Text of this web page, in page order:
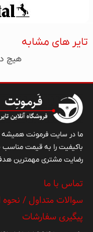
تایر های مشابه
هیچ
ما در سایت فرمونت
باکیفیت را به قیمت
رضایت مشتری مهمترین
تماس با ما
سوالات متداول / نحوه
پیگیری سفارشات